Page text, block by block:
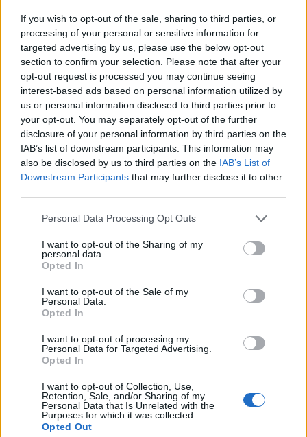
If you wish to opt-out of the sale, sharing to third parties, or
processing of your personal or sensitive information for
targeted advertising by us, please use the below opt-out
section to confirm your selection. Please note that after your
opt-out request is processed you may continue seeing
interest-based ads based on personal information utilized by
us or personal information disclosed to third parties prior to
your opt-out. You may separately opt-out of the further
disclosure of your personal information by third parties on the
IAB’s list of downstream participants. This information may
also be disclosed by us to third parties on the IAB’s List of
Downstream Participants that may further disclose it to other
Personal Data Processing Opt Outs
I want to opt-out of the Sharing of my
personal data.
Opted In
I want to opt-out of the Sale of my
Personal Data.
Opted In
I want to opt-out of processing my
Personal Data for Targeted Advertising.
Opted In
I want to opt-out of Collection, Use,
Retention, Sale, and/or Sharing of my
Personal Data that Is Unrelated with the
Purposes for which it was collected.
Opted Out
S
E M
I
M
I R E
S
S
I E R P
E
S
I E M P R
E
Palabras extra:
P
I S
E
E
R E
S
E
M I
R
I R E
S
R M
E
R S
RESPUESTAS
Por favor seleccione los niveles:
Palabras Conectadas Respuesta de nivel 25971
Palabras Conectadas Respuesta de nivel 25972